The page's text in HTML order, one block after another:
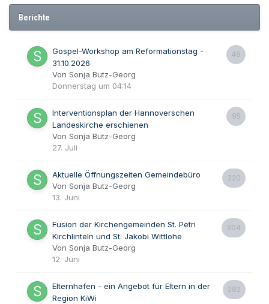
Berichte
48
Gospel-Workshop am Reformationstag -
31.10.2026
Von Sonja Butz-Georg
Donnerstag um 04:14
95
Interventionsplan der Hannoverschen
Landeskirche erschienen
Von Sonja Butz-Georg
27. Juli
320
Aktuelle Öffnungszeiten Gemeindebüro
Von Sonja Butz-Georg
13. Juni
304
Fusion der Kirchengemeinden St. Petri
Kirchlinteln und St. Jakobi Wittlohe
Von Sonja Butz-Georg
12. Juni
282
Elternhafen - ein Angebot für Eltern in der
Region KiWi